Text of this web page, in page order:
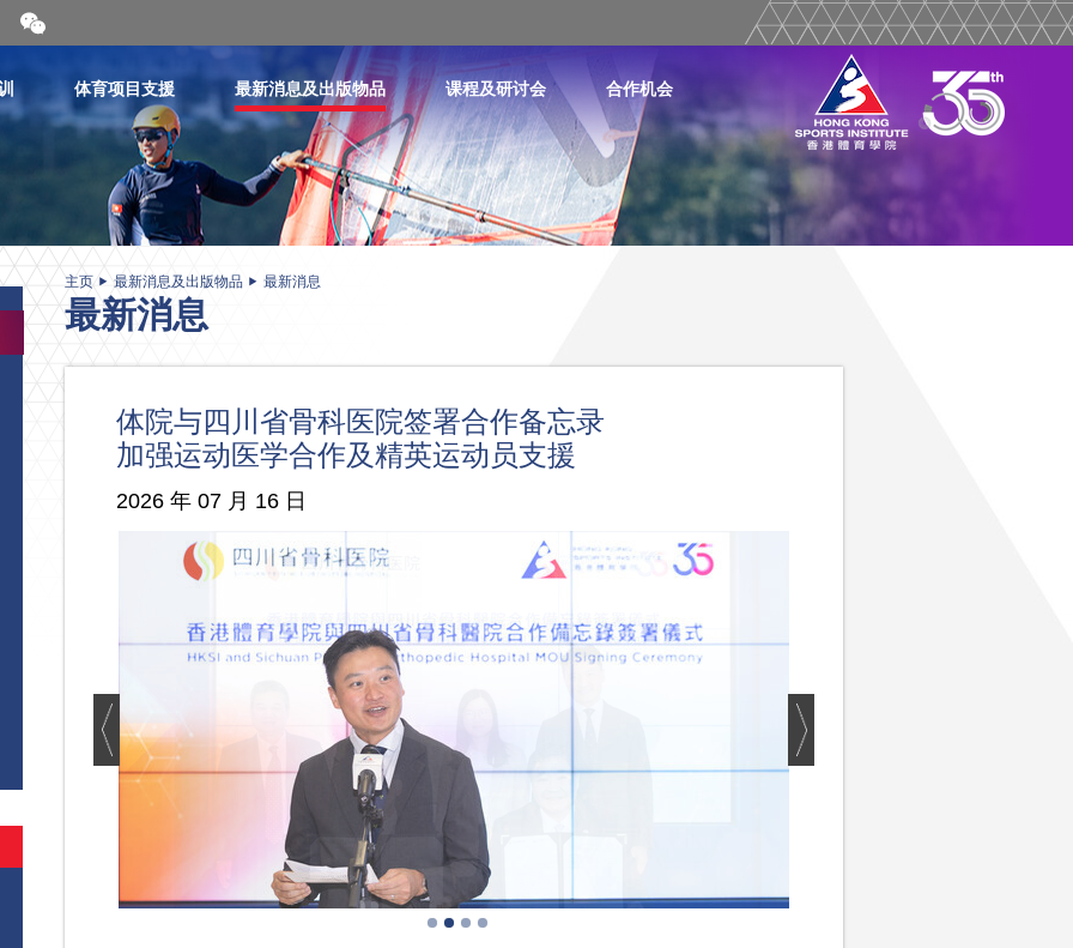
开
合
维
体育项目支援 最新消息及出版物品 课程及研讨会 合作机会
主页 最新消息及出版物品 最新消息
最新消息
体院与四川省骨科医院签署合作备忘录
加强运动医学合作及精英运动员支援
2026 年 07 月 16 日